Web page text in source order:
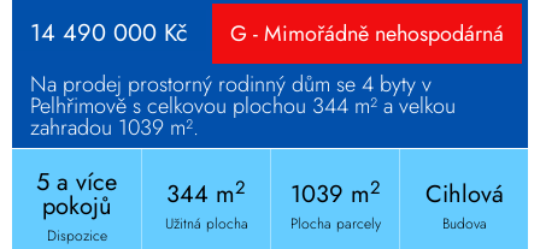
14 490 000 Kč
G - Mimořádně nehospodárná
Na prodej prostorný rodinný dům se 4 byty v
Pelhřimově s celkovou plochou 344 m² a velkou
zahradou 1039 m².
5 a více
pokojů
Dispozice
344 m2
Užitná plocha
1039 m2
Plocha parcely
Cihlová
Budova